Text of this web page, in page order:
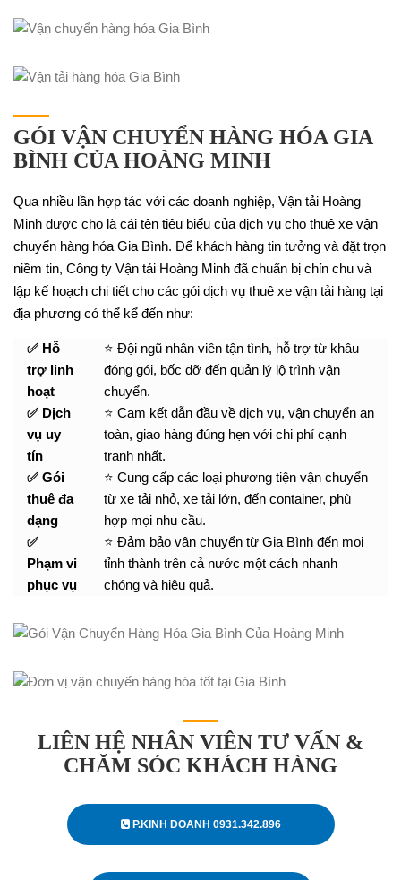
GÓI VẬN CHUYỂN HÀNG HÓA GIA
BÌNH CỦA HOÀNG MINH
Qua nhiều lần hợp tác với các doanh nghiệp, Vận tải Hoàng
Minh được cho là cái tên tiêu biểu của dịch vụ cho thuê xe vận
chuyển hàng hóa Gia Bình. Để khách hàng tin tưởng và đặt trọn
niềm tin, Công ty Vận tải Hoàng Minh đã chuẩn bị chỉn chu và
lập kế hoạch chi tiết cho các gói dịch vụ thuê xe vận tải hàng tại
địa phương có thể kể đến như:
✅ Hỗ
trợ linh
hoạt
⭐ Đội ngũ nhân viên tận tình, hỗ trợ từ khâu
đóng gói, bốc dỡ đến quản lý lộ trình vận
chuyển.
✅ Dịch
vụ uy
tín
⭐ Cam kết dẫn đầu về dịch vụ, vận chuyển an
toàn, giao hàng đúng hẹn với chi phí cạnh
tranh nhất.
✅ Gói
thuê đa
dạng
⭐ Cung cấp các loại phương tiện vận chuyển
từ xe tải nhỏ, xe tải lớn, đến container, phù
hợp mọi nhu cầu.
✅
Phạm vi
phục vụ
⭐ Đảm bảo vận chuyển từ Gia Bình đến mọi
tỉnh thành trên cả nước một cách nhanh
chóng và hiệu quả.
LIÊN HỆ NHÂN VIÊN TƯ VẤN &
CHĂM SÓC KHÁCH HÀNG
P.KINH DOANH 0931.342.896